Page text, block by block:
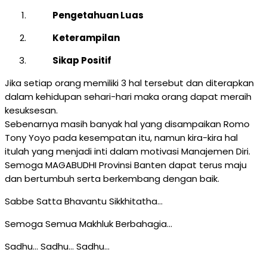
Pengetahuan Luas
Keterampilan
Sikap Positif
Jika setiap orang memiliki 3 hal tersebut dan diterapkan
dalam kehidupan sehari-hari maka orang dapat meraih
kesuksesan.
Sebenarnya masih banyak hal yang disampaikan Romo
Tony Yoyo pada kesempatan itu, namun kira-kira hal
itulah yang menjadi inti dalam motivasi Manajemen Diri.
Semoga MAGABUDHI Provinsi Banten dapat terus maju
dan bertumbuh serta berkembang dengan baik.
Sabbe Satta Bhavantu Sikkhitatha…
Semoga Semua Makhluk Berbahagia…
Sadhu… Sadhu… Sadhu…